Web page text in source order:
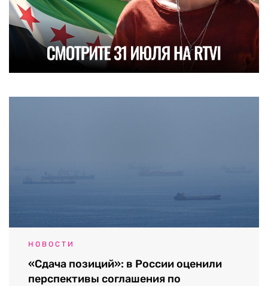
НОВОСТИ
«Сдача позиций»: в России оценили
перспективы соглашения по